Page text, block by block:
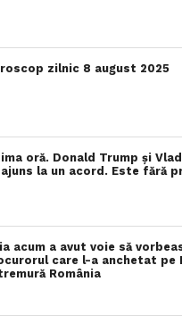
zilnic 8 august 2025
oră. Donald Trump și
ajuns la un acord. Este fără
acum a avut voie să
care l-a anchetat pe
România